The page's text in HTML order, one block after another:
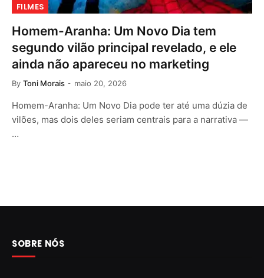
FILMES
Homem-Aranha: Um Novo Dia tem
segundo vilão principal revelado, e ele
ainda não apareceu no marketing
By Toni Morais maio 20, 2026
Homem-Aranha: Um Novo Dia pode ter até uma dúzia de
vilões, mas dois deles seriam centrais para a narrativa —
…
SOBRE NÓS